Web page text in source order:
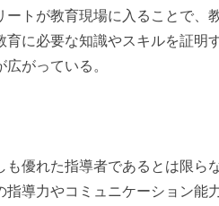
ートが教育現場に入ることで、
育に必要な知識やスキルを証明
がっている。
優れた指導者であるとは限ら
導力やコミュニケーション能